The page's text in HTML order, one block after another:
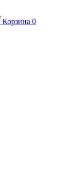
Корзина 0